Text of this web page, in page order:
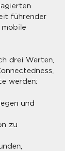
führender
drei Werten,
werden:
und
zu